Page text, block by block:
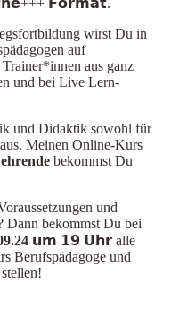
wirst Du in
auf
aus ganz
und bei Live Lern-
und Didaktik sowohl für
Meinen Online-Kurs
bekommst Du
und
Dann bekommst Du bei
𝘂𝗺 𝟭𝟵 𝗨𝗵𝗿 alle
Berufspädagoge und